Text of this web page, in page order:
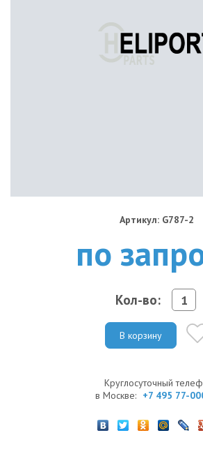
Артикул: G787-2
по
Кол-во:
В корзину
Круглосуточный
в Москве: +7 495 77-